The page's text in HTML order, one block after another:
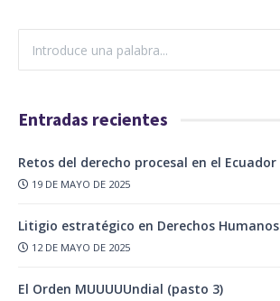
Entradas recientes
Retos del derecho procesal en el Ecuador
19 DE MAYO DE 2025
Litigio estratégico en Derechos Humanos
12 DE MAYO DE 2025
El Orden MUUUUUndial (pasto 3)